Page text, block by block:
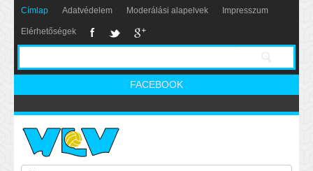
Címlap Adatvédelem Moderálási alapelvek Impresszum
Elérhetőségek
FACEBOOK